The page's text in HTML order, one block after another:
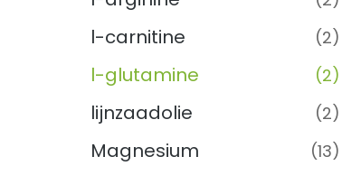
l-carnitine (2)
l-glutamine (2)
lijnzaadolie (2)
Magnesium (13)